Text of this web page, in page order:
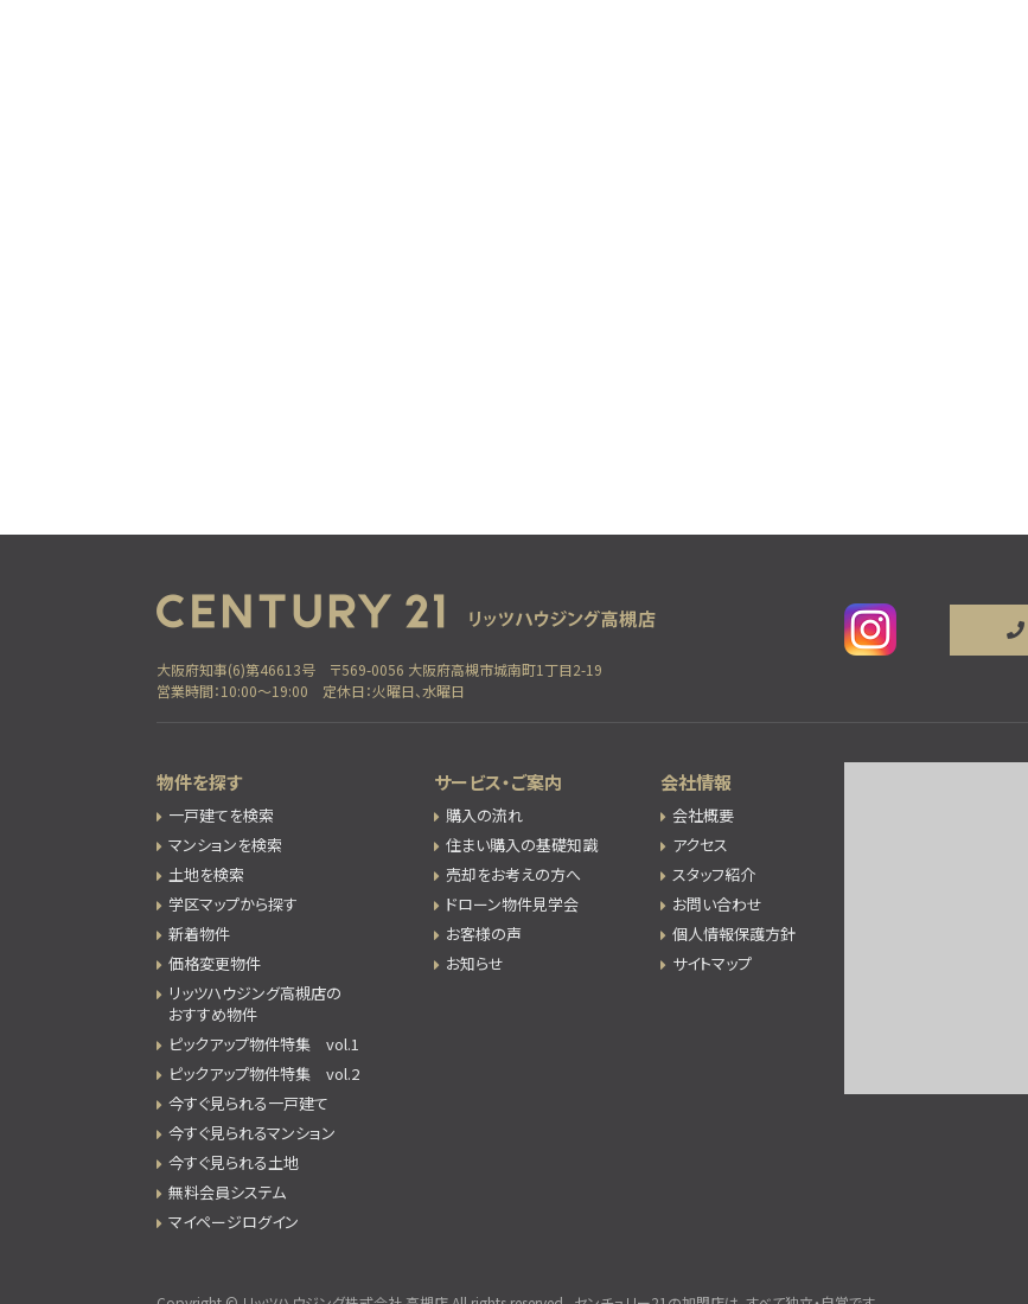
大阪府知事(6)第46613号
〒569-0056 大阪府高槻市城南町1丁目2-19
営業時間：10:00～19:00
定休日：火曜日、水曜日
物件を探す
一戸建てを検索
マンションを検索
土地を検索
学区マップから探す
新着物件
価格変更物件
リッツハウジング高槻店の
おすすめ物件
ピックアップ物件特集 vol.1
ピックアップ物件特集 vol.2
今すぐ見られる一戸建て
今すぐ見られるマンション
今すぐ見られる土地
無料会員システム
マイページログイン
サービス・ご案内
購入の流れ
住まい購入の基礎知識
売却をお考えの方へ
ドローン物件見学会
お客様の声
お知らせ
会社情報
会社概要
アクセス
スタッフ紹介
お問い合わせ
個人情報保護方針
サイトマップ